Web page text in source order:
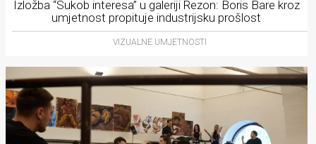
Izložba “Sukob interesa” u galeriji Rezon: Boris Bare kroz
umjetnost propituje industrijsku prošlost
VIZUALNE UMJETNOSTI